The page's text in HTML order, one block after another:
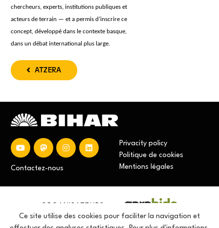
chercheurs, experts, institutions publiques et
acteurs de terrain — et a permis d’inscrire ce
concept, développé dans le contexte basque,
dans un débat international plus large.
ATZERA
Contactez-nous
Privacity policy
Politique de cookies
Mentions légales
Ce site utilise des cookies pour faciliter la navigation et